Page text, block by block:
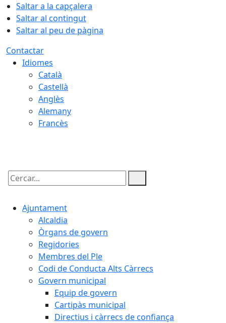
Saltar a la capçalera
Saltar al contingut
Saltar al peu de pàgina
Contactar
Idiomes
Català
Castellà
Anglès
Alemany
Francès
Cercar:
Ajuntament
Alcaldia
Òrgans de govern
Regidories
Membres del Ple
Codi de Conducta Alts Càrrecs
Govern municipal
Equip de govern
Cartipàs municipal
Directius i càrrecs de confiança